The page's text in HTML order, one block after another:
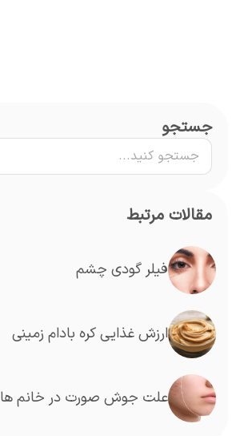
جستجو
مقالات مرتبط
فیلر گودی چشم
ارزش غذایی کره بادام زمینی
علت جوش صورت در خانم ها